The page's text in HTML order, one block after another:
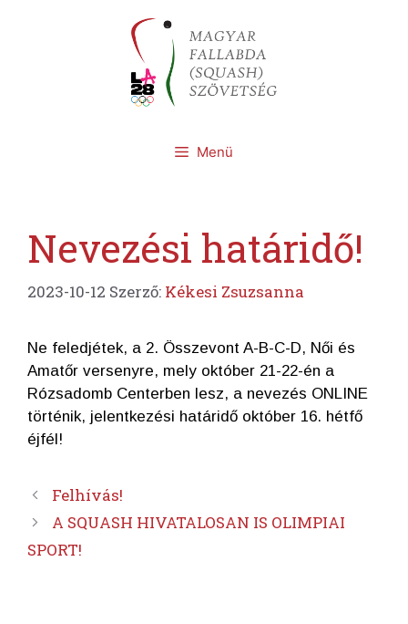
Menü
Nevezési határidő!
2023-10-12 Szerző: Kékesi Zsuzsanna
Ne feledjétek, a 2. Összevont A-B-C-D, Női és
Amatőr versenyre, mely október 21-22-én a
Rózsadomb Centerben lesz, a nevezés ONLINE
történik, jelentkezési határidő október 16. hétfő
éjfél!
Felhívás!
A SQUASH HIVATALOSAN IS OLIMPIAI
SPORT!